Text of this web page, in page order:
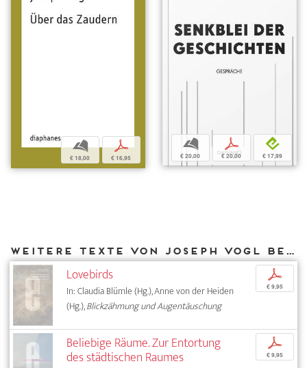
b
€ 18,00
p
€ 16,95
b
€ 20,00
p
€ 20,00
e
€ 17,99
Weitere Texte von Joseph Vogl bei DIAPHANES
Lovebirds
In: Claudia Blümle (Hg.), Anne von der Heiden
(Hg.),Blickzähmung und Augentäuschung
p
€ 9,95
Beliebige Räume. Zur Entortung
des städtischen Raumes
p
€ 9,95